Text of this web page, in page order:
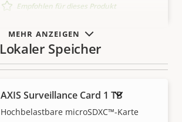
MEHR ANZEIGEN
Empfohlen für dieses Produkt
Lokaler Speicher
AXIS Surveillance Card 1 TB
Hochbelastbare microSDXC™-Karte
ANZEIGEN